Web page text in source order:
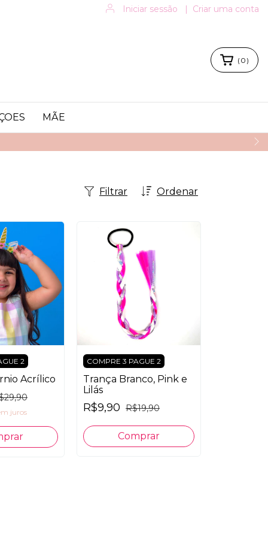
Iniciar sessão | Criar uma conta
( 0 )
MÃE
Ordenar
Filtrar
2
Acrílico
juros
COMPRE 3 PAGUE 2
Trança Branco, Pink e
Lilás
R$9,90 R$19,90